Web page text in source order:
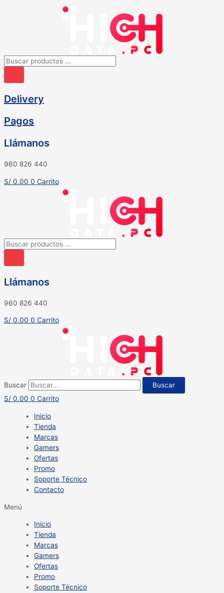
Búsqueda
productos
Delivery
Pagos
Llámanos
960 826 440
S/ 0.00 0 Carrito
Búsqueda
productos
Llámanos
960 826 440
S/ 0.00 0 Carrito
Buscar
Buscar
S/ 0.00 0 Carrito
Inicio
Tienda
Marcas
Gamers
Ofertas
Promo
Soporte Técnico
Contacto
Menú
Inicio
Tienda
Marcas
Gamers
Ofertas
Promo
Soporte Técnico